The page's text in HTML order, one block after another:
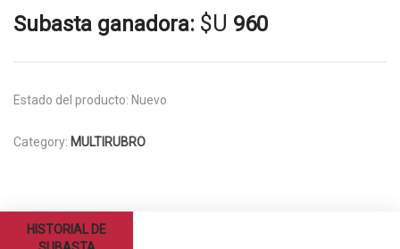
Subasta ganadora: $U 960
Estado del producto: Nuevo
Category: MULTIRUBRO
HISTORIAL DE